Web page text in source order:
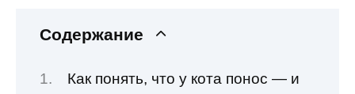
Содержание
Как понять, что у кота понос — и